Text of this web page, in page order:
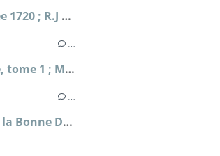
Périple en Méditerrannée 1720 ; R.J Masselauze
La falaise de la Repentie, tome 1 ; Marie-Béatrice Gauvin
Clodia ou le scandale de la Bonne Déesse ; Sophie Malick-Prunier